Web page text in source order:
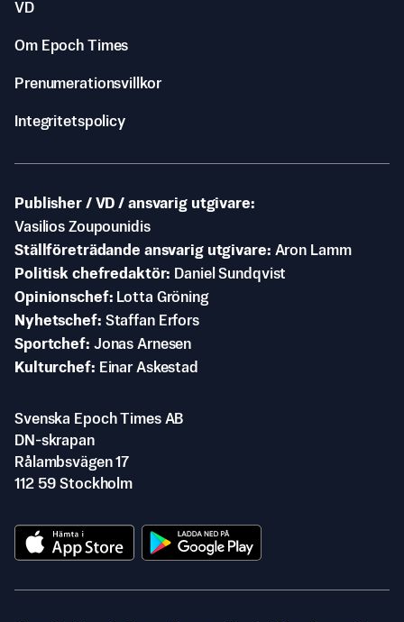
VD
Om Epoch Times
Prenumerationsvillkor
Integritetspolicy
Publisher / VD / ansvarig utgivare
Vasilios Zoupounidis
Ställföreträdande ansvarig utgivare Aron Lamm
Politisk chefredaktör
Daniel Sundqvist
Opinionschef
Lotta Gröning
Nyhetschef Staffan Erfors
Sportchef Jonas Arnesen
Kulturchef
Einar Askestad
Svenska Epoch Times AB
DN-skrapan
Rålambsvägen 17
112 59 Stockholm